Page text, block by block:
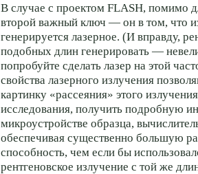
В случае с проектом FLASH, помимо
второй важный ключ — он в том, что
генерируется лазерное. (И вправду,
подобных длин генерировать —
попробуйте сделать лазер на этой
свойства лазерного излучения
картинку «рассеяния» этого
исследования, получить подробную
микроустройстве образца,
обеспечивая существенно большую
способность, чем если бы
рентгеновское излучение с той же